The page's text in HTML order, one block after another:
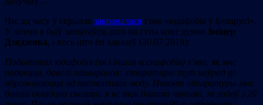
Час ад часу ў серыяле закраналася тэма «юдафобія ў Беларусі».
У ліпені я быў запытаўся, што на гэты конт думае Зміцер
Дзядзенка, і вось што ён адказаў (30.07.2019):
Побытавая юдафобія (як і іншая ксенафобія) з’ява, як мне
падаецца, даволі пашыраная: літаратары тут наўрад ці
адрозніваюцца ад паспалітага люду. Наконт літаратуры мне
больш складана сказаць: я не так багата чытаю, як гадоў з 20